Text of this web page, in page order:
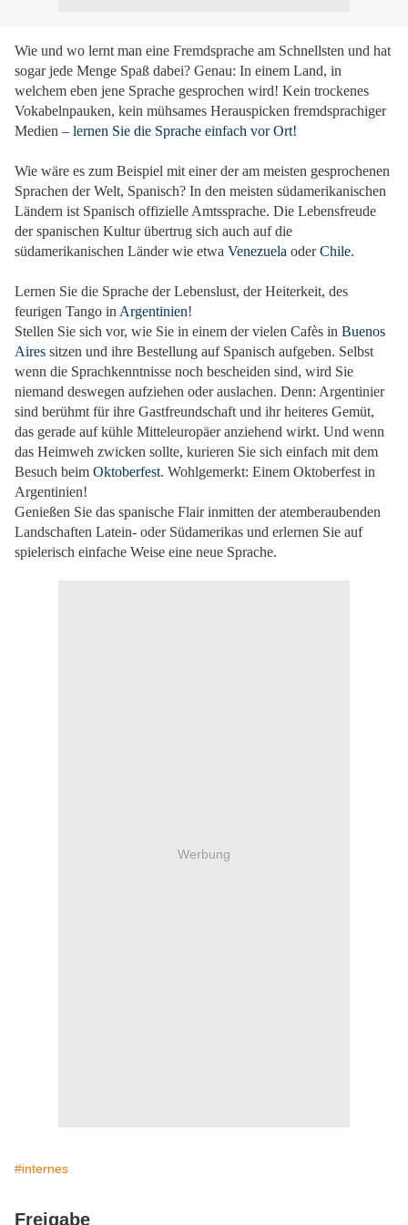
Wie und wo lernt man eine Fremdsprache am Schnellsten und hat
sogar jede Menge Spaß dabei? Genau: In einem Land, in
welchem eben jene Sprache gesprochen wird! Kein trockenes
Vokabelnpauken, kein mühsames Herauspicken fremdsprachiger
Medien – lernen Sie die Sprache einfach vor Ort!
Wie wäre es zum Beispiel mit einer der am meisten gesprochenen
Sprachen der Welt, Spanisch? In den meisten südamerikanischen
Ländern ist Spanisch offizielle Amtssprache. Die Lebensfreude
der spanischen Kultur übertrug sich auch auf die
südamerikanischen Länder wie etwa Venezuela oderChile.
Lernen Sie die Sprache der Lebenslust, der Heiterkeit, des
feurigen Tango in Argentinien!
Stellen Sie sich vor, wie Sie in einem der vielen Cafès in Buenos
Aires sitzen und ihre Bestellung auf Spanisch aufgeben. Selbst
wenn die Sprachkenntnisse noch bescheiden sind, wird Sie
niemand deswegen aufziehen oder auslachen. Denn: Argentinier
sind berühmt für ihre Gastfreundschaft und ihr heiteres Gemüt,
das gerade auf kühle Mitteleuropäer anziehend wirkt. Und wenn
das Heimweh zwicken sollte, kurieren Sie sich einfach mit dem
Besuch beim Oktoberfest. Wohlgemerkt: Einem Oktoberfest in
Argentinien!
Genießen Sie das spanische Flair inmitten der atemberaubenden
Landschaften Latein- oder Südamerikas und erlernen Sie auf
spielerisch einfache Weise eine neue Sprache.
Werbung
#internes
Freigabe